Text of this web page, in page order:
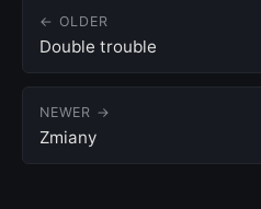
← OLDER
Double trouble
NEWER →
Zmiany